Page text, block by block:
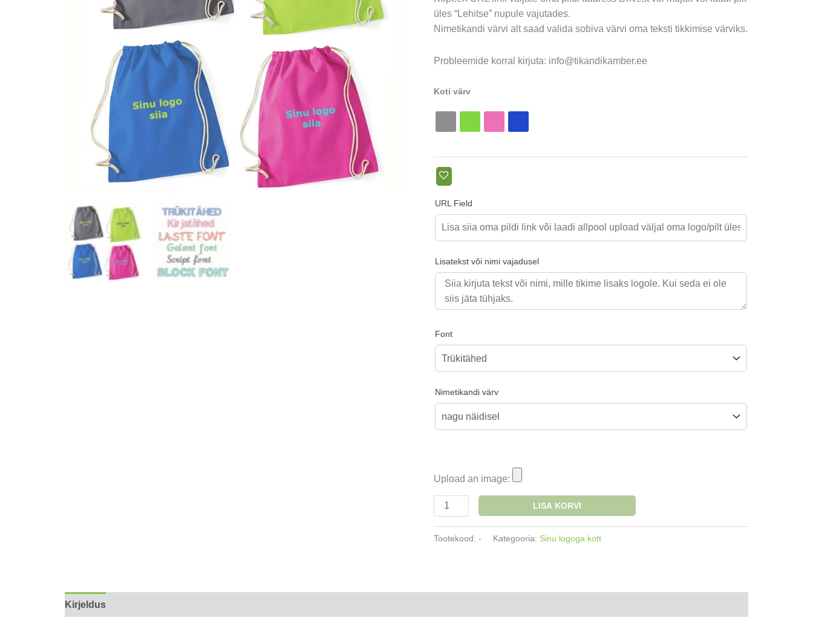
üles “Lehitse” nupule vajutades.
Nimetikandi värvi alt saad valida sobiva värvi oma teksti tikkimise värviks.
Probleemide korral kirjuta: info@tikandikamber.ee
Koti värv
URL Field
Lisatekst või nimi vajadusel
Font
Nimetikandi värv
Upload an image:
Logoga
seljakott
kogus
LISA KORVI
Tootekood:- Kategooria: Sinu logoga kott
Kirjeldus